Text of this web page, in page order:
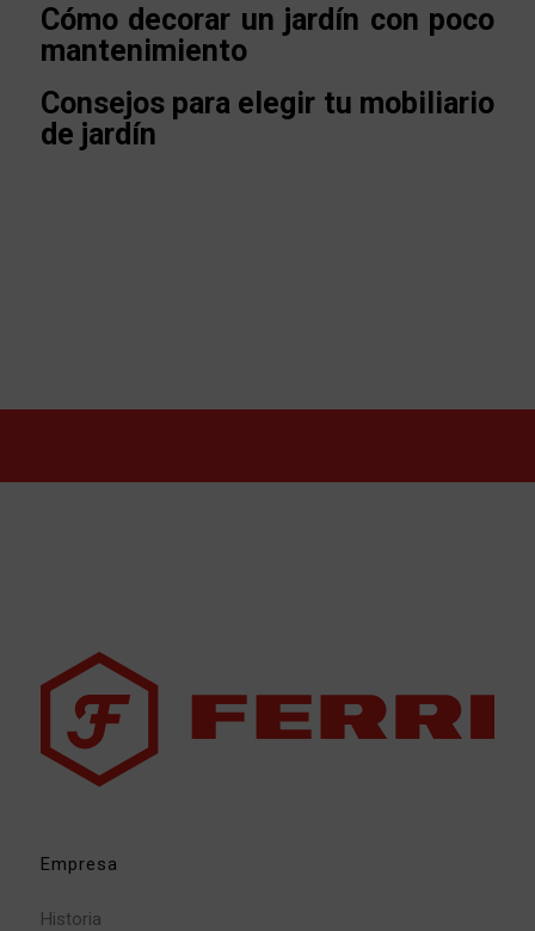
Cómo decorar un jardín con poco
mantenimiento
Consejos para elegir tu mobiliario
de jardín
Empresa
Historia